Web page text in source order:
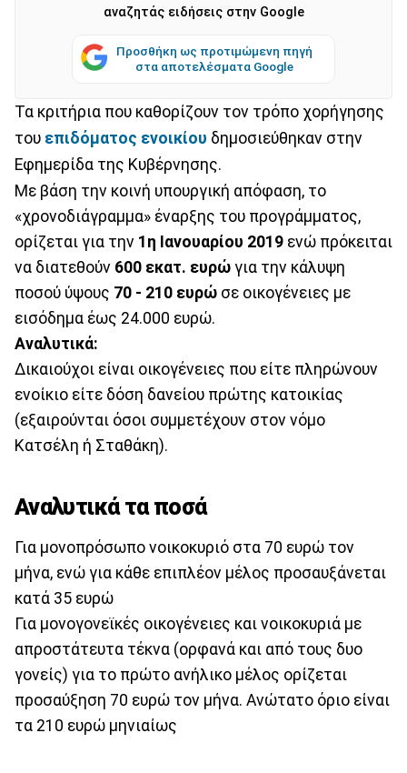
αναζητάς ειδήσεις στην Google
Προσθήκη ως προτιμώμενη πηγή
στα αποτελέσματα Google
Τα κριτήρια που καθορίζουν τον τρόπο χορήγησης
του επιδόματος ενοικίου δημοσιεύθηκαν στην
Εφημερίδα της Κυβέρνησης.
Με βάση την κοινή υπουργική απόφαση, το
«χρονοδιάγραμμα» έναρξης του προγράμματος,
ορίζεται για την 1η Ιανουαρίου 2019 ενώ πρόκειται
να διατεθούν 600 εκατ. ευρώ για την κάλυψη
ποσού ύψους 70 - 210 ευρώ σε οικογένειες με
εισόδημα έως 24.000 ευρώ.
Αναλυτικά:
Δικαιούχοι είναι οικογένειες που είτε πληρώνουν
ενοίκιο είτε δόση δανείου πρώτης κατοικίας
(εξαιρούνται όσοι συμμετέχουν στον νόμο
Κατσέλη ή Σταθάκη).
Αναλυτικά τα ποσά
Για μονοπρόσωπο νοικοκυριό στα 70 ευρώ τον
μήνα, ενώ για κάθε επιπλέον μέλος προσαυξάνεται
κατά 35 ευρώ
Για μονογονεϊκές οικογένειες και νοικοκυριά με
απροστάτευτα τέκνα (ορφανά και από τους δυο
γονείς) για το πρώτο ανήλικο μέλος ορίζεται
προσαύξηση 70 ευρώ τον μήνα. Ανώτατο όριο είναι
τα 210 ευρώ μηνιαίως